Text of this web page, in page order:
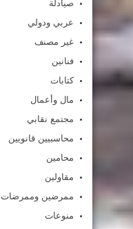
صيادلة
عربي ودولي
غير مصنف
فنانين
كتابات
مال وأعمال
مجتمع نقابي
محاسبيين قانويين
محامين
مقاولين
ممرضين وممرضات
منوعات